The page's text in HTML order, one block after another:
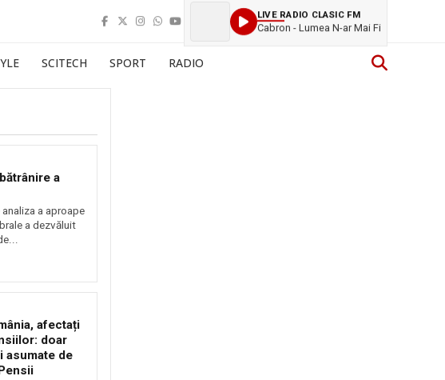
LIVE RADIO CLASIC FM
Cabron - Lumea N-ar Mai Fi
SCITECH SPORT RADIO
a
a aproape
a dezvăluit
afectați
doar
asumate de